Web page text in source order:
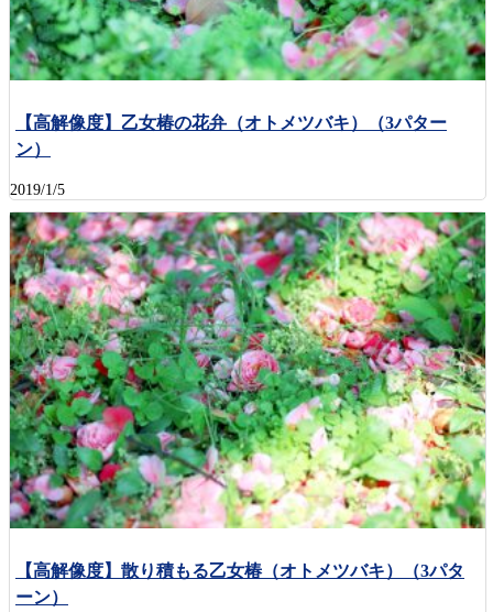
【高解像度】乙女椿の花弁（オトメツバキ）（3パター
ン）
2019/1/5
【高解像度】散り積もる乙女椿（オトメツバキ）（3パタ
ーン）